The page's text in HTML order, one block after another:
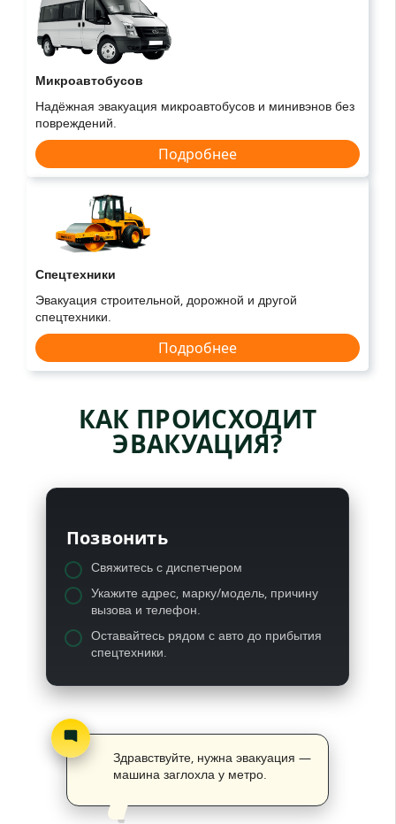
Микроавтобусов
Надёжная эвакуация микроавтобусов и минивэнов без
повреждений.
Подробнее
Спецтехники
Эвакуация строительной, дорожной и другой
спецтехники.
Подробнее
КАК ПРОИСХОДИТ
ЭВАКУАЦИЯ?
Здравствуйте, нужна эвакуация —
машина заглохла у метро.
Позвонить
Свяжитесь с диспетчером
Укажите адрес, марку/модель, причину
вызова и телефон.
Оставайтесь рядом с авто до прибытия
спецтехники.